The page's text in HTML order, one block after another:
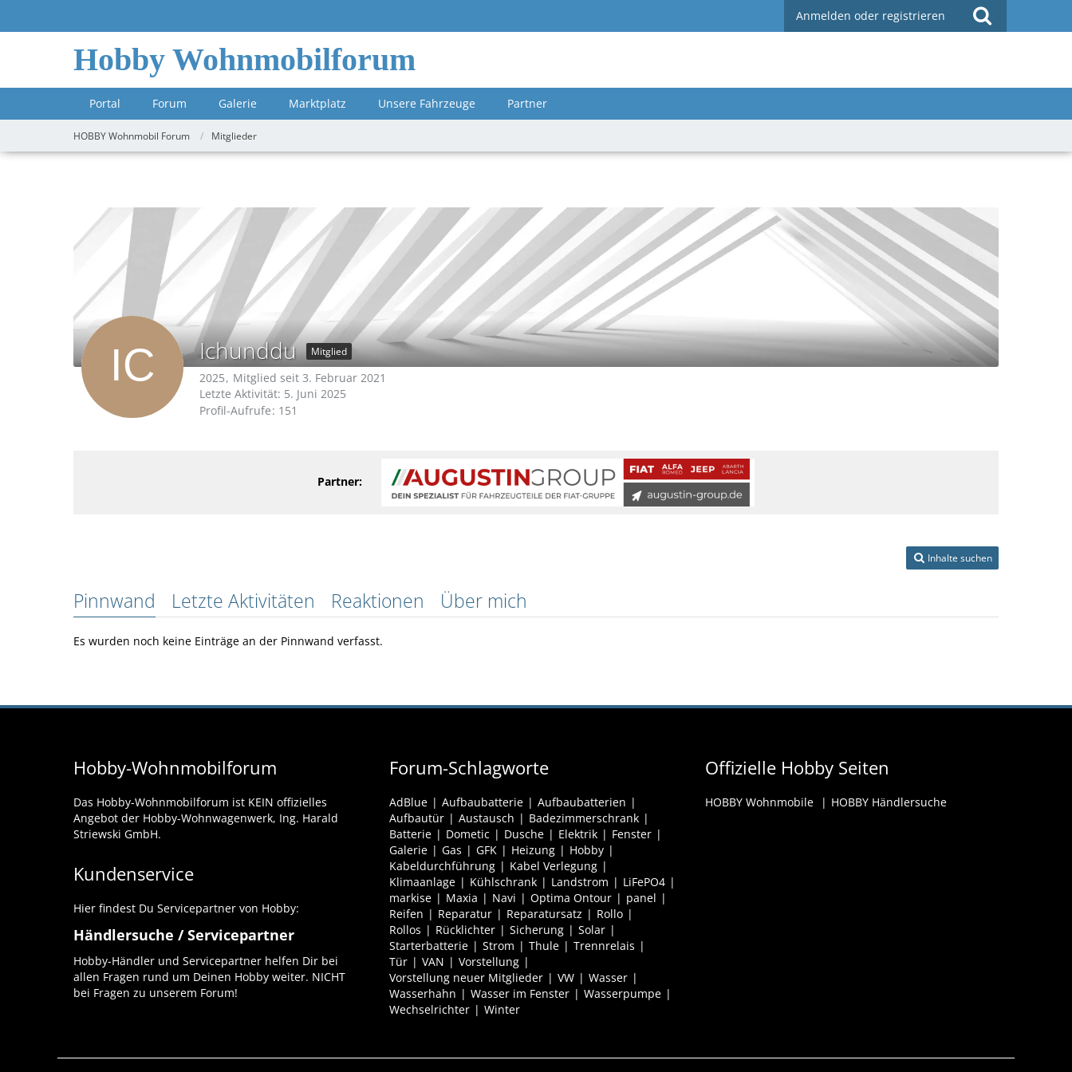
Anmelden oder registrieren
Hobby Wohnmobilforum
Portal Forum Galerie Marktplatz Unsere Fahrzeuge Partner
HOBBY Wohnmobil Forum Mitglieder
Ichunddu Mitglied
2025
Mitglied seit 3. Februar 2021
Letzte Aktivität: 5. Juni 2025
Profil-Aufrufe 151
Partner:
Inhalte suchen
Pinnwand Letzte Aktivitäten Reaktionen Über mich
Es wurden noch keine Einträge an der Pinnwand verfasst.
Hobby-Wohnmobilforum
Das Hobby-Wohnmobilforum ist KEIN offizielles
Angebot der Hobby-Wohnwagenwerk, Ing. Harald
Striewski GmbH.
Kundenservice
Hier findest Du Servicepartner von Hobby:
Händlersuche / Servicepartner
Hobby-Händler und Servicepartner helfen Dir bei
allen Fragen rund um Deinen Hobby weiter. NICHT
bei Fragen zu unserem Forum!
Forum-Schlagworte
AdBlue Aufbaubatterie
Aufbaubatterien
Aufbautür
Austausch
Badezimmerschrank
Batterie
Dometic Dusche Elektrik
Fenster
Galerie
Gas GFK Heizung
Hobby
Kabeldurchführung
Kabel Verlegung
Klimaanlage
Kühlschrank Landstrom
LiFePO4
markise
Maxia Navi Optima Ontour
panel
Reifen
Reparatur Reparatursatz
Rollo
Rollos
Rücklichter Sicherung
Solar
Starterbatterie
Strom Thule
Trennrelais
Tür
VAN
Vorstellung
Vorstellung neuer Mitglieder
VW
Wasser
Wasserhahn
Wasser im Fenster
Wasserpumpe
Wechselrichter
Winter
Offizielle Hobby Seiten
HOBBY Wohnmobile HOBBY Händlersuche